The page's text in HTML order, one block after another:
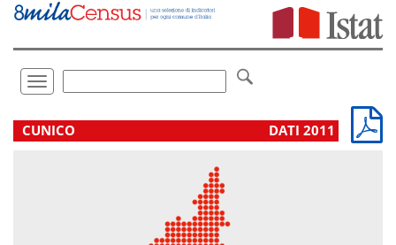
Vai
direttamente
Toggle
navigation
.
CUNICO DATI 2011